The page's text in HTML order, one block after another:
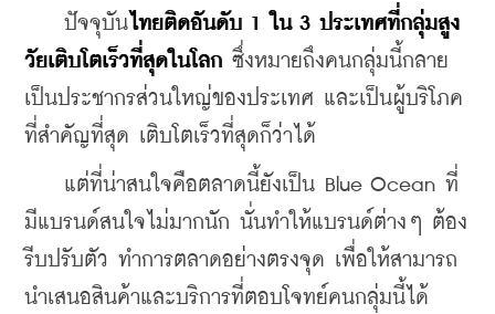
ปัจจุบันไทยติดอันดับ 1 ใน 3 ประเทศที่กลุ่มสูง
วัยเติบโตเร็วที่สุดในโลก ซึ่งหมายถึงคนกลุ่มนี้กลาย
เป็นประชากรส่วนใหญ่ของประเทศ และเป็นผู้บริโภค
ที่สำคัญที่สุด เติบโตเร็วที่สุดก็ว่าได้
แต่ที่น่าสนใจคือตลาดนี้ยังเป็น Blue Ocean ที่
มีแบรนด์สนใจไม่มากนัก นั่นทำให้แบรนด์ต่างๆ ต้อง
รีบปรับตัว ทำการตลาดอย่างตรงจุด เพื่อให้สามารถ
นำเสนอสินค้าและบริการที่ตอบโจทย์คนกลุ่มนี้ได้